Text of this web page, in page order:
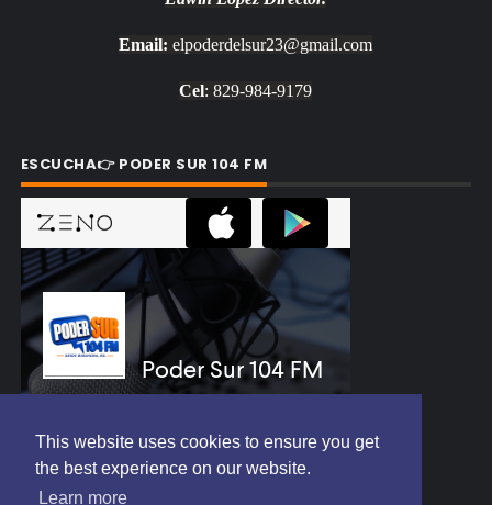
This website uses cookies to ensure you get
the best experience on our website.
Learn more
Email: elpoderdelsur23@gmail.com
Cel: 829-984-9179
ESCUCHA👉 PODER SUR 104 FM
WEB de la Estación PODER SUR 104 FM